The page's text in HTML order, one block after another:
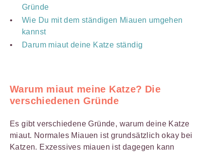
Gründe
Wie Du mit dem ständigen Miauen umgehen
kannst
Darum miaut deine Katze ständig
Warum miaut meine Katze? Die
verschiedenen Gründe
Es gibt verschiedene Gründe, warum deine Katze
miaut. Normales Miauen ist grundsätzlich okay bei
Katzen. Exzessives miauen ist dagegen kann